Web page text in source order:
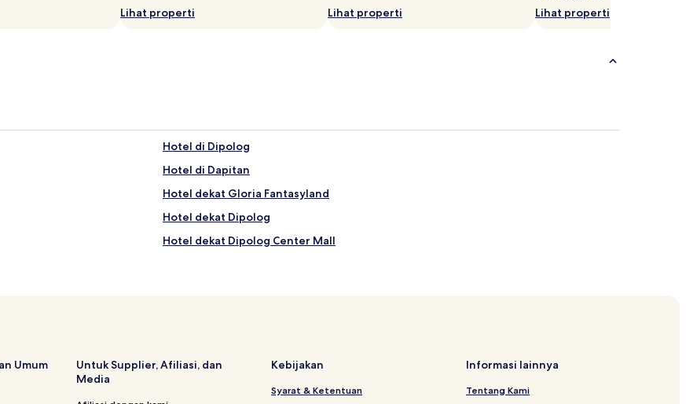
Lihat properti Lihat properti
Lihat properti
Hotel di Dipolog
Hotel di Dapitan
Hotel dekat Gloria Fantasyland
Hotel dekat Dipolog
Hotel dekat Dipolog Center Mall
Umum
Untuk Supplier, Afiliasi, dan
Media
Kebijakan
Syarat & Ketentuan
Informasi lainnya
Tentang Kami